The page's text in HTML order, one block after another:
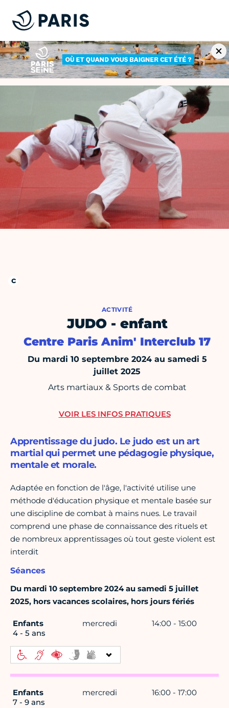
ACTIVITÉ
JUDO - enfant
Centre Paris Anim' Interclub 17
Du mardi 10 septembre 2024 au samedi 5
juillet 2025
Arts martiaux & Sports de combat
Apprentissage du judo. Le judo est un art
martial qui permet une pédagogie physique,
mentale et morale.
Adaptée en fonction de l'âge, l'activité utilise une
méthode d'éducation physique et mentale basée sur
une discipline de combat à mains nues. Le travail
comprend une phase de connaissance des rituels et
de nombreux apprentissages où tout geste violent est
interdit
Séances
Du mardi 10 septembre 2024 au samedi 5 juillet
2025, hors vacances scolaires, hors jours fériés
Enfants
4 - 5 ans
mercredi 14:00 - 15:00
Enfants
7 - 9 ans
mercredi 16:00 - 17:00
VOIR LES INFOS PRATIQUES